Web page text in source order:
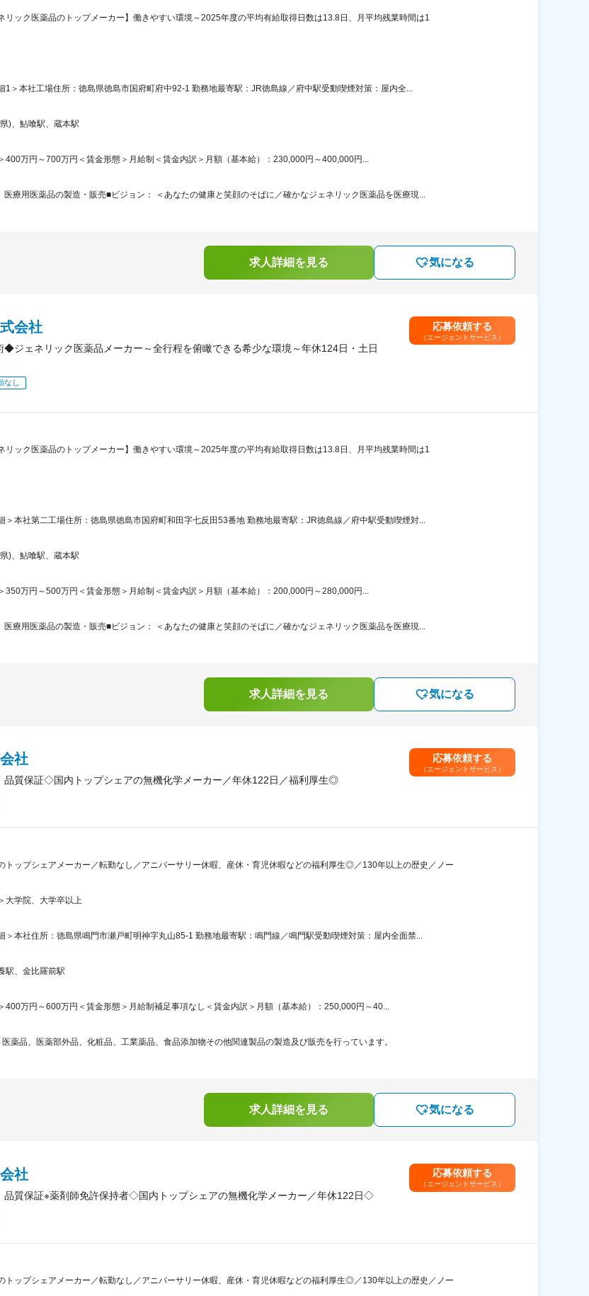
リック医薬品のトップメーカー】働きやすい環境～2025年度の平均有給取得日数は13.8日、月平均残業時間は1
1＞本社工場住所：徳島県徳島市国府町府中92-1 勤務地最寄駅：JR徳島線／府中駅受動喫煙対策：屋内全...
)、鮎喰駅、蔵本駅
400万円～700万円＜賃金形態＞月給制＜賃金内訳＞月額（基本給）：230,000円～400,000円...
医療用医薬品の製造・販売■ビジョン： ＜あなたの健康と笑顔のそばに／確かなジェネリック医薬品を医療現...
求人詳細を見る 気になる
会社
◆ジェネリック医薬品メーカー～全行程を俯瞰できる希少な環境～年休124日・土日
なし
応募依頼する
（エージェントサービス）
リック医薬品のトップメーカー】働きやすい環境～2025年度の平均有給取得日数は13.8日、月平均残業時間は1
＞本社第二工場住所：徳島県徳島市国府町和田字七反田53番地 勤務地最寄駅：JR徳島線／府中駅受動喫煙対...
)、鮎喰駅、蔵本駅
350万円～500万円＜賃金形態＞月給制＜賃金内訳＞月額（基本給）：200,000円～280,000円...
医療用医薬品の製造・販売■ビジョン： ＜あなたの健康と笑顔のそばに／確かなジェネリック医薬品を医療現...
求人詳細を見る 気になる
社
品質保証◇国内トップシェアの無機化学メーカー／年休122日／福利厚生◎
応募依頼する
（エージェントサービス）
トップシェアメーカー／転勤なし／アニバーサリー休暇、産休・育児休暇などの福利厚生◎／130年以上の歴史／ノー
大学院、大学卒以上
＞本社住所：徳島県鳴門市瀬戸町明神字丸山85-1 勤務地最寄駅：鳴門線／鳴門駅受動喫煙対策：屋内全面禁...
駅、金比羅前駅
400万円～600万円＜賃金形態＞月給制補足事項なし＜賃金内訳＞月額（基本給）：250,000円～40...
薬品、医薬部外品、化粧品、工業薬品、食品添加物その他関連製品の製造及び販売を行っています。
求人詳細を見る 気になる
社
品質保証※薬剤師免許保持者◇国内トップシェアの無機化学メーカー／年休122日◇
応募依頼する
（エージェントサービス）
トップシェアメーカー／転勤なし／アニバーサリー休暇、産休・育児休暇などの福利厚生◎／130年以上の歴史／ノー